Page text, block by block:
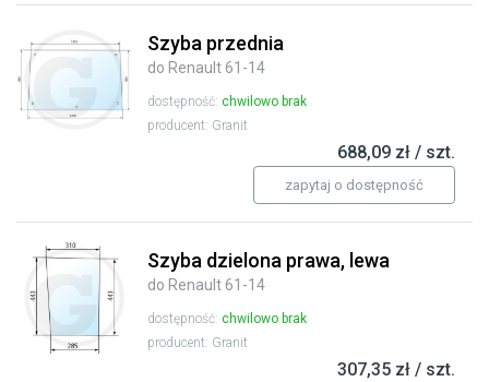
Szyba przednia
do Renault 61-14
dostępność: chwilowo brak
producent: Granit
688,09 zł / szt.
zapytaj o dostępność
Szyba dzielona prawa, lewa
do Renault 61-14
dostępność: chwilowo brak
producent: Granit
307,35 zł / szt.